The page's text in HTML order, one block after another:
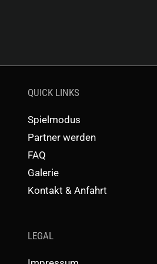
QUICK LINKS
Spielmodus
Partner werden
FAQ
Galerie
Kontakt & Anfahrt
LEGAL